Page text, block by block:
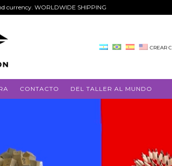
currency. WORLDWIDE SHIPPING
CREAR
CONTACTO DEL TALLER AL MUNDO